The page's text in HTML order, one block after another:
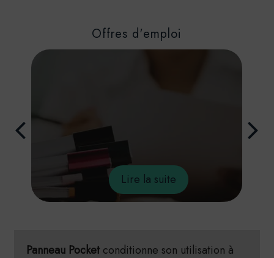
Offres d'emploi
Panneau Pocketconditionne son utilisation à